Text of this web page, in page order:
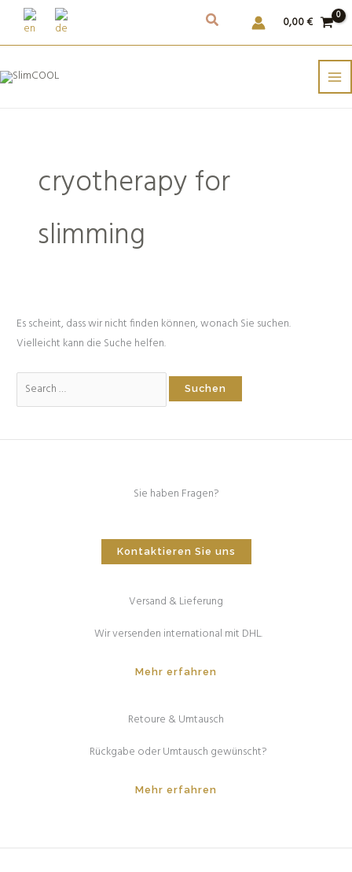
Weiter
Inhalt
0,00€
cryotherapy for
slimming
Es scheint, dass wir nicht finden können, wonach Sie suchen.
Vielleicht kann die Suche helfen.
Suchen
nach::
Sie haben Fragen?
Kontaktieren Sie uns
Versand & Lieferung
Wir versenden international mit DHL.
Mehr erfahren
Retoure & Umtausch
Rückgabe oder Umtausch gewünscht?
Mehr erfahren